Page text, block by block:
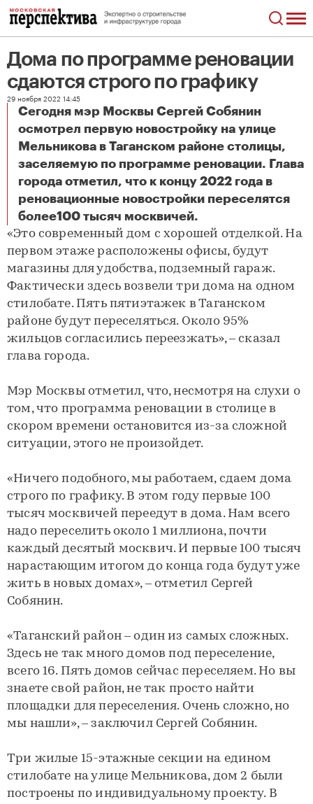
Дома по программе реновации
сдаются строго по графику
29 ноября 2022 14:45
Сегодня мэр Москвы Сергей Собянин
осмотрел первую новостройку на улице
Мельникова в Таганском районе столицы,
заселяемую по программе реновации. Глава
города отметил, что к концу 2022 года в
реновационные новостройки переселятся
более100 тысяч москвичей.
«Это современный дом с хорошей отделкой. На
первом этаже расположены офисы, будут
магазины для удобства, подземный гараж.
Фактически здесь возвели три дома на одном
стилобате. Пять пятиэтажек в Таганском
районе будут переселяться. Около 95%
жильцов согласились переезжать», – сказал
глава города.
Мэр Москвы отметил, что, несмотря на слухи о
том, что программа реновации в столице в
скором времени остановится из-за сложной
ситуации, этого не произойдет.
«Ничего подобного, мы работаем, сдаем дома
строго по графику. В этом году первые 100
тысяч москвичей переедут в дома. Нам всего
надо переселить около 1 миллиона, почти
каждый десятый москвич. И первые 100 тысяч
нарастающим итогом до конца года будут уже
жить в новых домах», – отметил Сергей
Собянин.
«Таганский район – один из самых сложных.
Здесь не так много домов под переселение,
всего 16. Пять домов сейчас переселяем. Но вы
знаете свой район, не так просто найти
площадки для переселения. Очень сложно, но
мы нашли», – заключил Сергей Собянин.
Три жилые 15-этажные секции на едином
стилобате на улице Мельникова, дом 2 были
построены по индивидуальному проекту. В